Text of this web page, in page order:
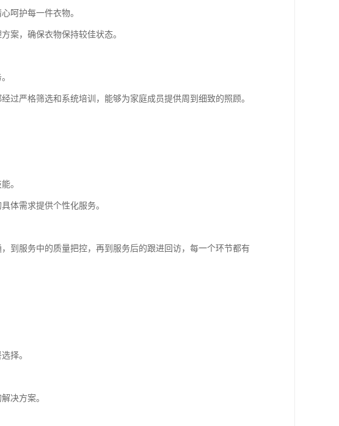
呵护每一件衣物。
案，确保衣物保持较佳状态。
过严格筛选和系统培训，能够为家庭成员提供周到细致的照顾。
。
体需求提供个性化服务。
到服务中的质量把控，再到服务后的跟进回访，每一个环节都有
择。
决方案。